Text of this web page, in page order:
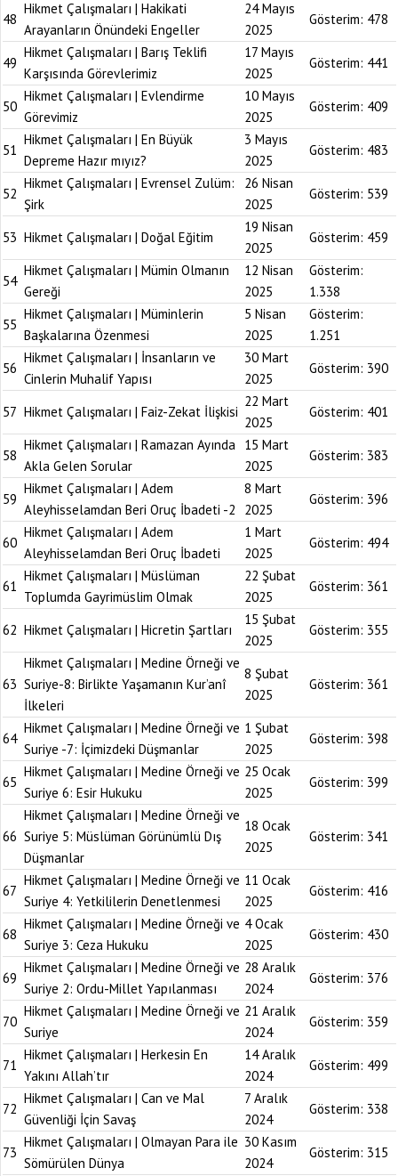
48
Hikmet Çalışmaları | Hakikati
Arayanların Önündeki Engeller
24 Mayıs
2025
Gösterim: 478
49
Hikmet Çalışmaları | Barış Teklifi
Karşısında Görevlerimiz
17 Mayıs
2025
Gösterim: 441
50
Hikmet Çalışmaları | Evlendirme
Görevimiz
10 Mayıs
2025
Gösterim: 409
51
Hikmet Çalışmaları | En Büyük
Depreme Hazır mıyız?
3 Mayıs
2025
Gösterim: 483
52
Hikmet Çalışmaları | Evrensel Zulüm:
Şirk
26 Nisan
2025
Gösterim: 539
53 Hikmet Çalışmaları | Doğal Eğitim
19 Nisan
2025
Gösterim: 459
54
Hikmet Çalışmaları | Mümin Olmanın
Gereği
12 Nisan
2025
Gösterim:
1.338
55
Hikmet Çalışmaları | Müminlerin
Başkalarına Özenmesi
5 Nisan
2025
Gösterim:
1.251
56
Hikmet Çalışmaları | İnsanların ve
Cinlerin Muhalif Yapısı
30 Mart
2025
Gösterim: 390
57 Hikmet Çalışmaları | Faiz-Zekat İlişkisi
22 Mart
2025
Gösterim: 401
58
Hikmet Çalışmaları | Ramazan Ayında
Akla Gelen Sorular
15 Mart
2025
Gösterim: 383
59
Hikmet Çalışmaları | Adem
Aleyhisselamdan Beri Oruç İbadeti -2
8 Mart
2025
Gösterim: 396
60
Hikmet Çalışmaları | Adem
Aleyhisselamdan Beri Oruç İbadeti
1 Mart
2025
Gösterim: 494
61
Hikmet Çalışmaları | Müslüman
Toplumda Gayrimüslim Olmak
22 Şubat
2025
Gösterim: 361
62 Hikmet Çalışmaları | Hicretin Şartları
15 Şubat
2025
Gösterim: 355
63
Hikmet Çalışmaları | Medine Örneği ve
Suriye-8: Birlikte Yaşamanın Kur’anî
İlkeleri
8 Şubat
2025
Gösterim: 361
64
Hikmet Çalışmaları | Medine Örneği ve
Suriye -7: İçimizdeki Düşmanlar
1 Şubat
2025
Gösterim: 398
65
Hikmet Çalışmaları | Medine Örneği ve
Suriye 6: Esir Hukuku
25 Ocak
2025
Gösterim: 399
66
Hikmet Çalışmaları | Medine Örneği ve
Suriye 5: Müslüman Görünümlü Dış
Düşmanlar
18 Ocak
2025
Gösterim: 341
67
Hikmet Çalışmaları | Medine Örneği ve
Suriye 4: Yetkililerin Denetlenmesi
11 Ocak
2025
Gösterim: 416
68
Hikmet Çalışmaları | Medine Örneği ve
Suriye 3: Ceza Hukuku
4 Ocak
2025
Gösterim: 430
69
Hikmet Çalışmaları | Medine Örneği ve
Suriye 2: Ordu-Millet Yapılanması
28 Aralık
2024
Gösterim: 376
70
Hikmet Çalışmaları | Medine Örneği ve
Suriye
21 Aralık
2024
Gösterim: 359
71
Hikmet Çalışmaları | Herkesin En
Yakını Allah’tır
14 Aralık
2024
Gösterim: 499
72
Hikmet Çalışmaları | Can ve Mal
Güvenliği İçin Savaş
7 Aralık
2024
Gösterim: 338
73
Hikmet Çalışmaları | Olmayan Para ile
Sömürülen Dünya
30 Kasım
2024
Gösterim: 315